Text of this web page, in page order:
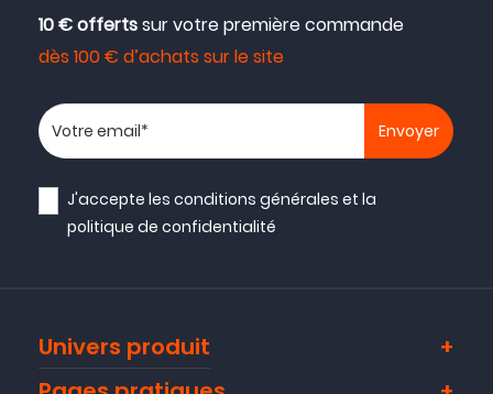
10 € offertssur votre première commande
dès 100 € d’achats sur le site
Votre adresse email
J'accepte lesconditions générales et la
politique de confidentialité
Univers produit